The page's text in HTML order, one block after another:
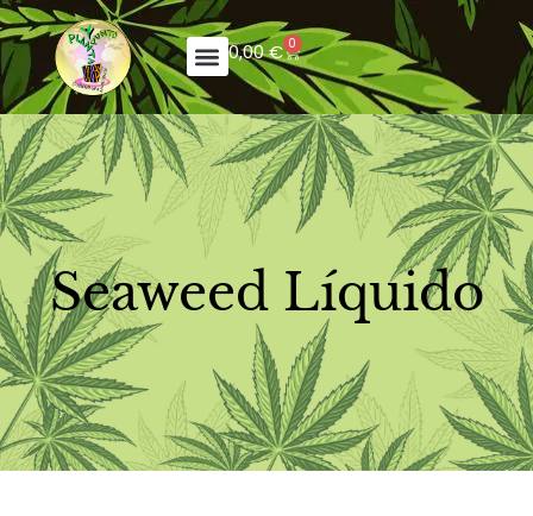
0,00€ 0
Seaweed Líquido